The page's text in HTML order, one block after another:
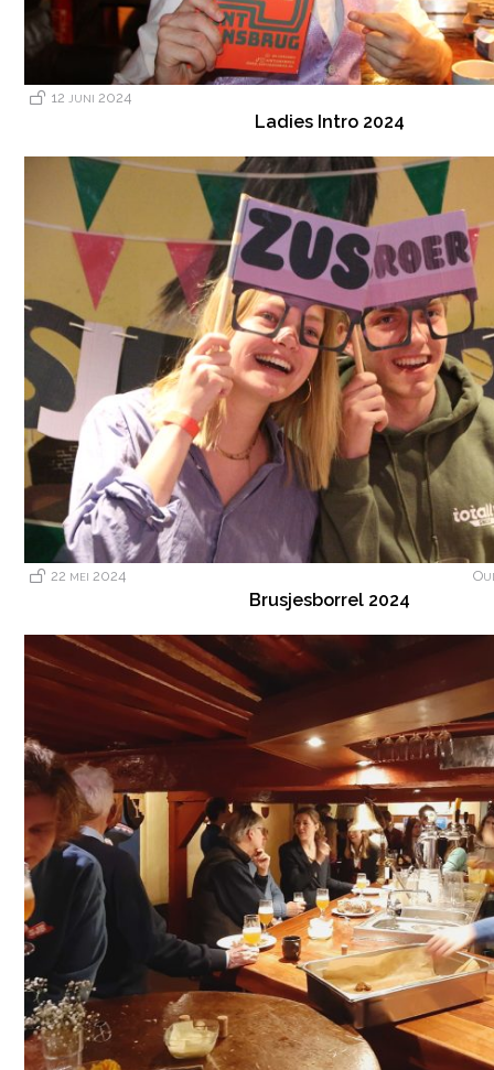
12 juni 2024
Ladies Intro 2024
22 mei 2024
Brusjesborrel 2024